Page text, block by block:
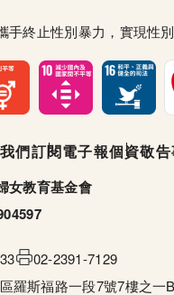
手終止性別暴力，實現性別
們訂閱電子報個資敬
女教育基金會
02-2391-7129
羅斯福路一段7號7樓之一